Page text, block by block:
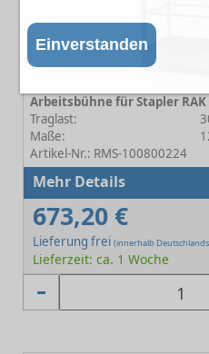
Einverstanden
Traglast:
Maße:
Artikel-Nr.: RMS-100800224
Mehr Details
673,20 €
Lieferung frei (innerhalb
Lieferzeit: ca. 1 Woche